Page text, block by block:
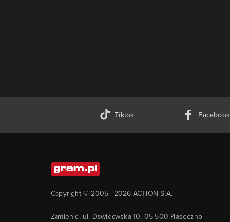
Tiktok Facebook
Copyright © 2005 - 2026 ACTION S.A.
Zamienie, ul. Dawidowska 10, 05-500 Piaseczno